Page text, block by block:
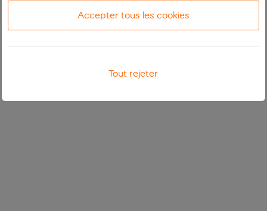
Accepter tous les cookies
Tout rejeter